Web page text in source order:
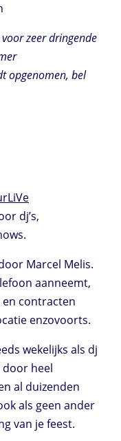
zeer dringende
opgenomen, bel
dj’s,
Marcel Melis.
aanneemt,
contracten
enzovoorts.
wekelijks als dj
heel
al duizenden
als geen ander
van je feest.